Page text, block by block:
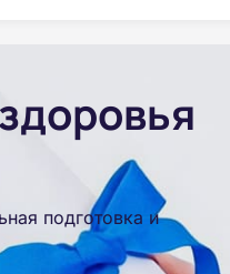
подготовка и